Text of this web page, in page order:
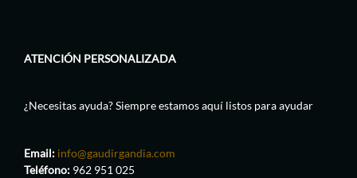
ATENCIÓN PERSONALIZADA
¿Necesitas ayuda? Siempre estamos aquí listos para ayudar
Email: info@gaudirgandia.com
Teléfono: 962 951 025